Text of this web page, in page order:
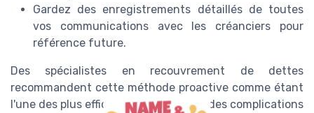
Gardez des enregistrements détaillés de toutes
vos communications avec les créanciers pour
référence future.
Des spécialistes en recouvrement de dettes
recommandent cette méthode proactive comme étant
l'une des plus efficaces pour prévenir des complications